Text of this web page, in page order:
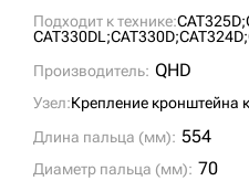
Подходит к технике:CAT325D;
CAT330DL;CAT330D;CAT324D;
Производитель: QHD
Узел:Крепление кронштейна
Длина пальца (мм): 554
Диаметр пальца (мм): 70